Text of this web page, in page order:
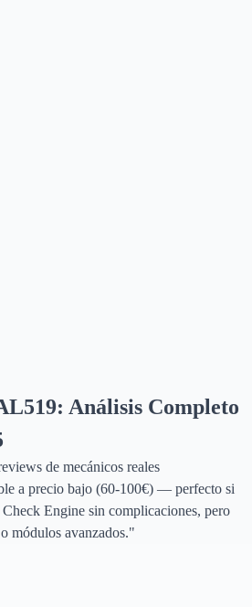
Análisis Completo
de mecánicos reales
a precio bajo (60-100€) — perfecto si
Engine sin complicaciones, pero
módulos avanzados."